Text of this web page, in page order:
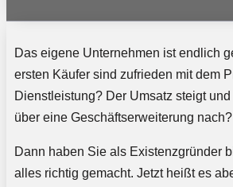
Das eigene Unternehmen ist endlich
ersten Käufer sind zufrieden mit dem
Dienstleistung? Der Umsatz steigt
über eine Geschäftserweiterung nach?
Dann haben Sie als Existenzgründer
alles richtig gemacht. Jetzt heißt es